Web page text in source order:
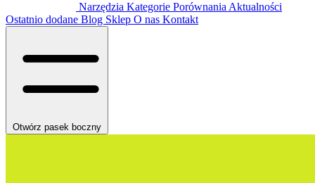
Narzędzia Kategorie Porównania Aktualności
Ostatnio dodane Blog Sklep O nas Kontakt
Otwórz pasek boczny